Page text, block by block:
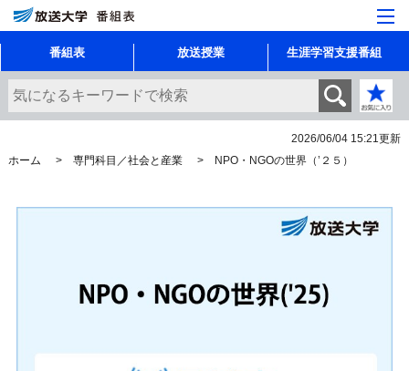
番組表 放送授業 生涯学習支援番組
2026/06/04 15:21更新
ホーム
専門科目／社会と産業 NPO・NGOの世界（’２５）